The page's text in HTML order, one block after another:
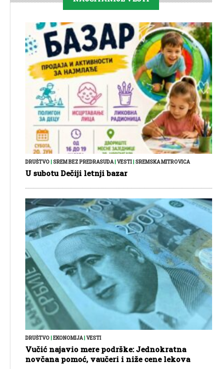
DRUŠTVO SREM BEZ PREDRASUDA| VESTI| SREMSKA MITROVICA
U subotu Dečiji letnji bazar
DRUŠTVO EKONOMIJA| VESTI
Vučić najavio mere podrške: Jednokratna
novčana pomoć, vaučeri i niže cene lekova